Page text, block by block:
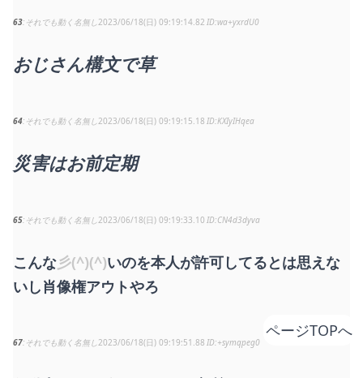
63 それでも動く名無し2023/06/18(日) 09:19:14.82 wa+yxrdU0
おじさん構文で草
64 それでも動く名無し2023/06/18(日) 09:19:15.18 KXIyIHqea
災害はお前定期
65 それでも動く名無し2023/06/18(日) 09:19:33.10 CN4d3dyva
こんな彡(^)(^)いのを本人が許可してるとは思えな
いし肖像権アウトやろ
67 それでも動く名無し2023/06/18(日) 09:19:51.88 +symqpeg0
ページTOPへ